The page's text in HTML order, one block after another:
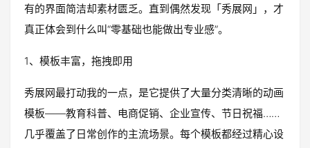
有的界面简洁却素材匮乏。直到偶然发现「秀展网」，才
真正体会到什么叫“零基础也能做出专业感”。
1、模板丰富，拖拽即用
秀展网最打动我的一点，是它提供了大量分类清晰的动画
模板——教育科普、电商促销、企业宣传、节日祝福……
几乎覆盖了日常创作的主流场景。每个模板都经过精心设